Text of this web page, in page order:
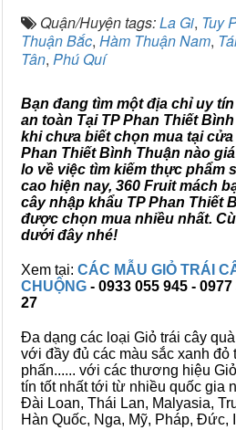
Quận/Huyện tags:La Gi, Tuy
Thuận Bắc, Hàm Thuận Nam,
Tân, Phú Quí
Bạn đang tìm một địa chỉ uy
an toàn Tại TP Phan Thiết
khi chưa biết chọn mua tại cửa
Phan Thiết Bình Thuận nào
lo về việc tìm kiếm thực phẩm
cao hiện nay, 360 Fruit mách
cây nhập khẩu TP Phan Thiết
được chọn mua nhiều nhất.
dưới đây nhé!
Xem tại: CÁC MẪU GIỎ TRÁI
CHUỘNG - 0933 055 945 -
27
Đa dạng các loại Giỏ trái cây
với đầy đủ các màu sắc xanh đỏ
phấn...... với các thương hiệu
tín tốt nhất tới từ nhiều quốc gia
Đài Loan, Thái Lan, Malyasia,
Hàn Quốc, Nga, Mỹ, Pháp, Đức,